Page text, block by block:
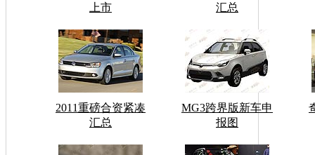
上市
汇总
2011重磅合资紧凑
汇总
MG3跨界版新车申
报图